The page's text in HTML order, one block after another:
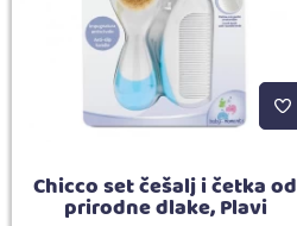
Chicco set češalj i četka od
prirodne dlake, Plavi